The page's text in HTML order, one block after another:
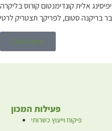
Click Here
פעילות המכון
פיקוח וייעוץ כשרותי